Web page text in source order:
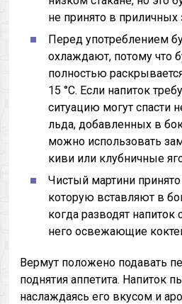
не принято в приличных
Перед употреблением
охлаждают, потому что
полностью
15 °C. Если напиток
ситуацию могут спасти
льда, добавленных в
можно использовать
киви или клубничные
Чистый мартини
которую вставляют в
когда разводят
него освежающие
Вермут положено подавать
поднятия аппетита. Напиток
наслаждаясь его вкусом и